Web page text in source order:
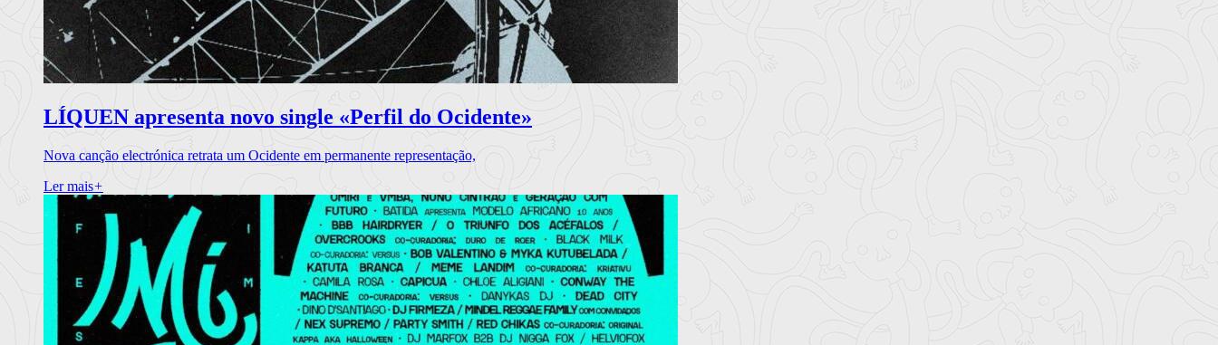
LÍQUEN apresenta novo single «Perfil do Ocidente»
Nova canção electrónica retrata um Ocidente em permanente representação,
Ler mais+